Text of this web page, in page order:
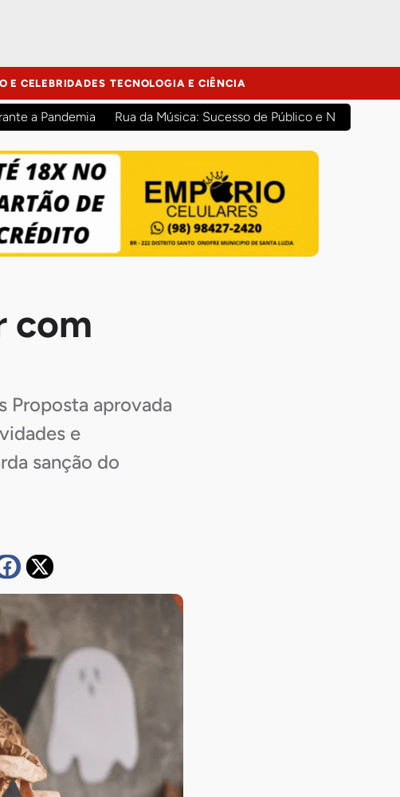
E CELEBRIDADES TECNOLOGIA E CIÊNCIA
a Pandemia Rua da Música: Sucesso de Público e Novas
com
Proposta aprovada
e
sanção do